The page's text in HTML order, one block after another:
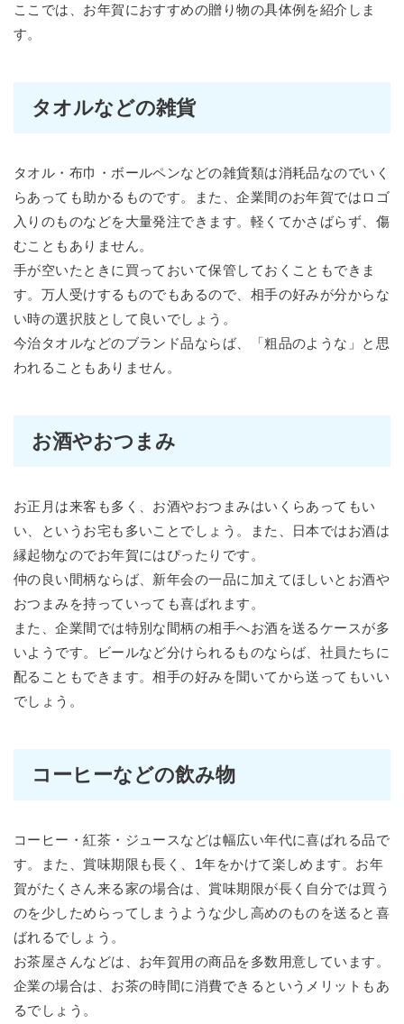
ここでは、お年賀におすすめの贈り物の具体例を紹介しま
す。
タオルなどの雑貨
タオル・布巾・ボールペンなどの雑貨類は消耗品なのでいく
らあっても助かるものです。また、企業間のお年賀ではロゴ
入りのものなどを大量発注できます。軽くてかさばらず、傷
むこともありません。
手が空いたときに買っておいて保管しておくこともできま
す。万人受けするものでもあるので、相手の好みが分からな
い時の選択肢として良いでしょう。
今治タオルなどのブランド品ならば、「粗品のような」と思
われることもありません。
お酒やおつまみ
お正月は来客も多く、お酒やおつまみはいくらあってもい
い、というお宅も多いことでしょう。また、日本ではお酒は
縁起物なのでお年賀にはぴったりです。
仲の良い間柄ならば、新年会の一品に加えてほしいとお酒や
おつまみを持っていっても喜ばれます。
また、企業間では特別な間柄の相手へお酒を送るケースが多
いようです。ビールなど分けられるものならば、社員たちに
配ることもできます。相手の好みを聞いてから送ってもいい
でしょう。
コーヒーなどの飲み物
コーヒー・紅茶・ジュースなどは幅広い年代に喜ばれる品で
す。また、賞味期限も長く、1年をかけて楽しめます。お年
賀がたくさん来る家の場合は、賞味期限が長く自分では買う
のを少しためらってしまうような少し高めのものを送ると喜
ばれるでしょう。
お茶屋さんなどは、お年賀用の商品を多数用意しています。
企業の場合は、お茶の時間に消費できるというメリットもあ
るでしょう。